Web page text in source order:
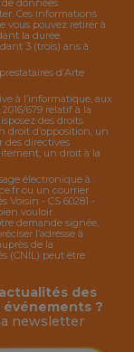
de données
. Ces informations
vous pouvez retirer à
la durée
3 (trois) ans à
d’Arte
à l’informatique, aux
679 relatif à la
des droits
droit d’opposition, un
des directives
un droit à la
électronique à :
ou un courrier
Voisin - CS 60281 -
vouloir
demande signée,
l’adresse à
de la
(CNIL) peut être
des
?
newsletter